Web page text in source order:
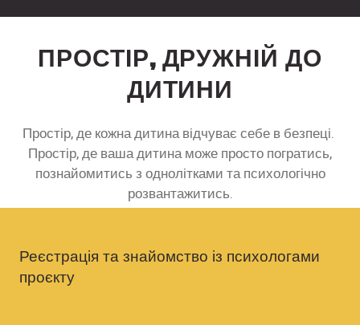
ПРОСТІР, ДРУЖНІЙ ДО
ДИТИНИ
Простір, де кожна дитина відчуває себе в безпеці.
Простір, де ваша дитина може просто погратись,
познайомитись з однолітками та психологічно
розвантажитись.
Реєстрація та знайомство із психологами
проєкту